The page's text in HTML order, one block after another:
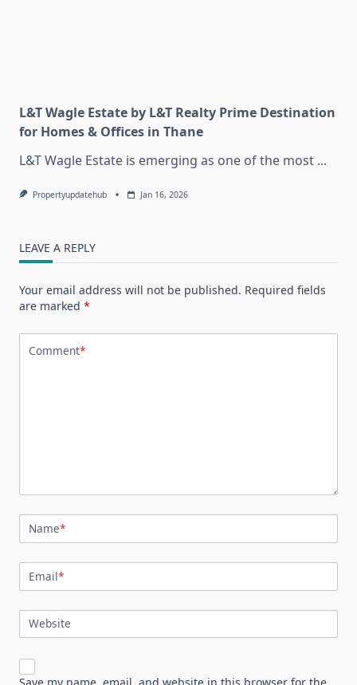
L&T Wagle Estate by L&T Realty Prime Destination
for Homes & Offices in Thane
L&T Wagle Estate is emerging as one of the most ...
Propertyupdatehub Jan 16, 2026
LEAVE A REPLY
Your email address will not be published. Required fields
are marked *
Comment*
Name*
Email*
Website
Save my name, email, and website in this browser for the